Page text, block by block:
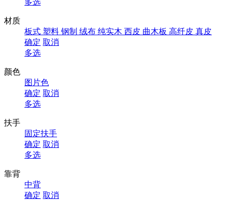
多选
材质
板式 塑料 钢制 绒布 纯实木 西皮 曲木板 高纤皮 真皮
确定 取消
多选
颜色
图片色
确定 取消
多选
扶手
固定扶手
确定 取消
多选
靠背
中背
确定 取消